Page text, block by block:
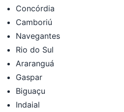
Concórdia
Camboriú
Navegantes
Rio do Sul
Araranguá
Gaspar
Biguaçu
Indaial